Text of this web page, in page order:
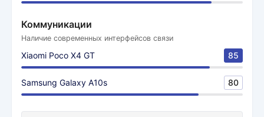
Коммуникации
Наличие современных интерфейсов связи
Xiaomi Poco X4 GT 85
Samsung Galaxy A10s 80